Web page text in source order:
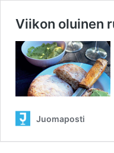
Viikon oluinen
Juomaposti